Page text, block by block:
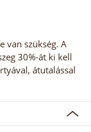
van szükség. A
30%-át ki kell
átutalással